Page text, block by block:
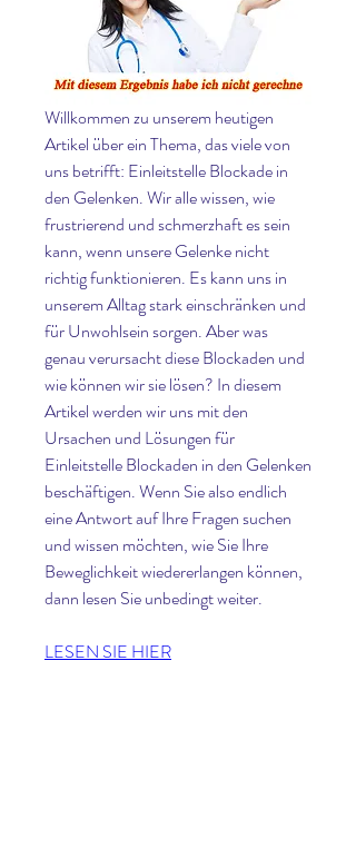
Willkommen zu unserem heutigen
Artikel über ein Thema, das viele von
uns betrifft: Einleitstelle Blockade in
den Gelenken. Wir alle wissen, wie
frustrierend und schmerzhaft es sein
kann, wenn unsere Gelenke nicht
richtig funktionieren. Es kann uns in
unserem Alltag stark einschränken und
für Unwohlsein sorgen. Aber was
genau verursacht diese Blockaden und
wie können wir sie lösen? In diesem
Artikel werden wir uns mit den
Ursachen und Lösungen für
Einleitstelle Blockaden in den Gelenken
beschäftigen. Wenn Sie also endlich
eine Antwort auf Ihre Fragen suchen
und wissen möchten, wie Sie Ihre
Beweglichkeit wiedererlangen können,
dann lesen Sie unbedingt weiter.
LESEN SIE HIER